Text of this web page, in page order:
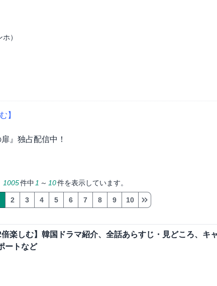
）
】
』独占配信中！
1005件中 1 ～ 10件を表示しています。
2 3 4 5 6 7 8 9 10
倍楽しむ】韓国ドラマ紹介、全話あらすじ・見どころ、キ
ートなど